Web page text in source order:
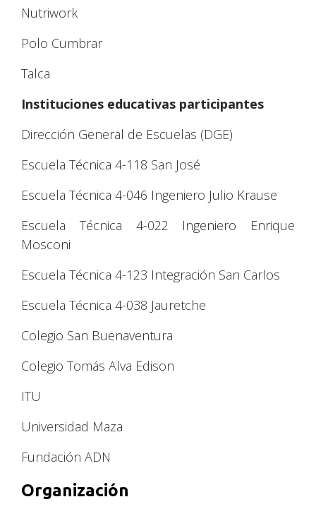
Nutriwork
Polo Cumbrar
Talca
Instituciones educativas participantes
Dirección General de Escuelas (DGE)
Escuela Técnica 4-118 San José
Escuela Técnica 4-046 Ingeniero Julio Krause
Escuela Técnica 4-022 Ingeniero Enrique
Mosconi
Escuela Técnica 4-123 Integración San Carlos
Escuela Técnica 4-038 Jauretche
Colegio San Buenaventura
Colegio Tomás Alva Edison
ITU
Universidad Maza
Fundación ADN
Organización